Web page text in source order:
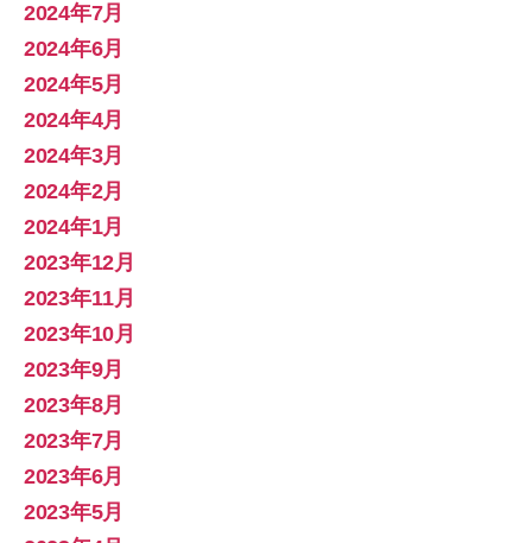
2024年7月
2024年6月
2024年5月
2024年4月
2024年3月
2024年2月
2024年1月
2023年12月
2023年11月
2023年10月
2023年9月
2023年8月
2023年7月
2023年6月
2023年5月